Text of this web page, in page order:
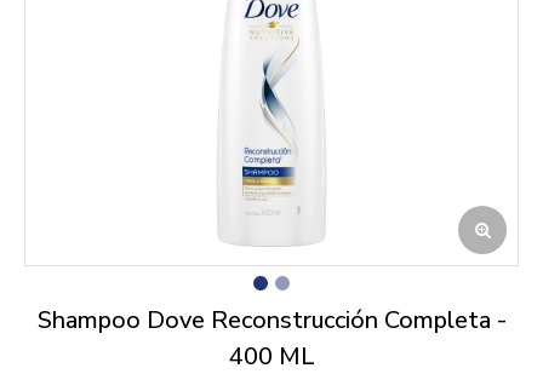
Shampoo Dove Reconstrucción Completa -
400 ML